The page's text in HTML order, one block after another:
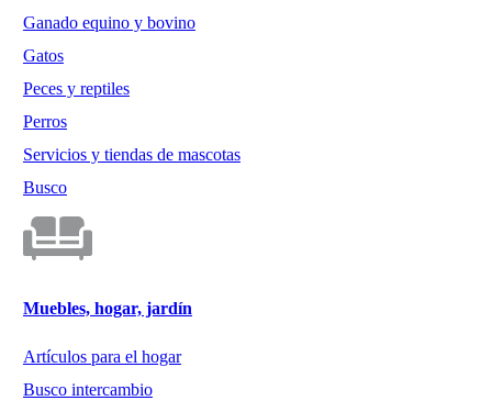
Ganado equino y bovino
Gatos
Peces y reptiles
Perros
Servicios y tiendas de mascotas
Busco
Muebles, hogar, jardín
Artículos para el hogar
Busco intercambio